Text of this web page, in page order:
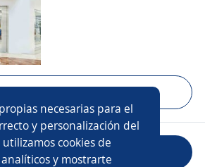
necesarias para el
y personalización del
cookies de
y mostrarte
Evaluar empresa